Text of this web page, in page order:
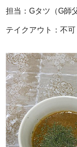
担当：Gタツ（G師
テイクアウト：不可